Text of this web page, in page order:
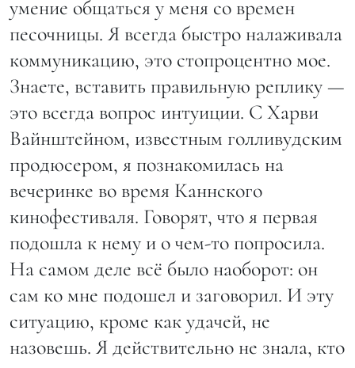
умение общаться у меня со времен
песочницы. Я всегда быстро налаживала
коммуникацию, это стопроцентно мое.
Знаете, вставить правильную реплику —
это всегда вопрос интуиции. С Харви
Вайнштейном, известным голливудским
продюсером, я познакомилась на
вечеринке во время Каннского
кинофестиваля. Говорят, что я первая
подошла к нему и о чем-то попросила.
На самом деле всё было наоборот: он
сам ко мне подошел и заговорил. И эту
ситуацию, кроме как удачей, не
назовешь. Я действительно не знала, кто